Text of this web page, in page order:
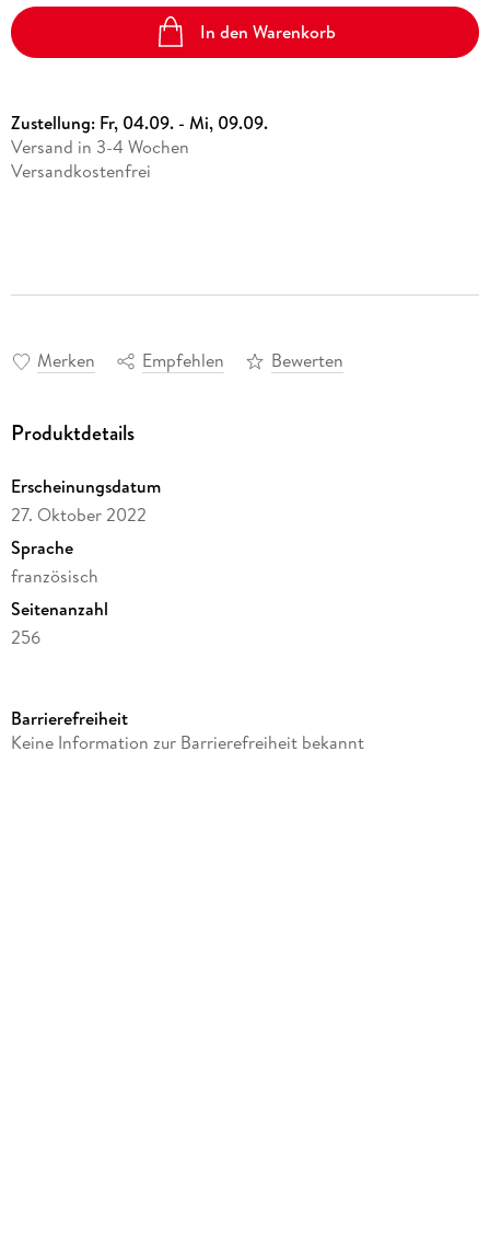
In den Warenkorb
Zustellung: Fr, 04.09. - Mi, 09.09.
Versand in 3-4 Wochen
Versandkostenfrei
Merken Empfehlen Bewerten
Produktdetails
Erscheinungsdatum
27. Oktober 2022
Sprache
französisch
Seitenanzahl
256
Produktart
Barrierefreiheit
Keine Information zur Barrierefreiheit bekannt